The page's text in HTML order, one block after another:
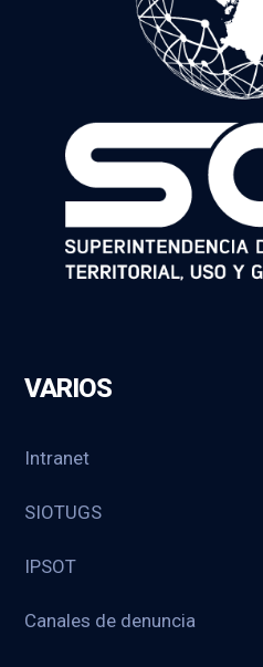
VARIOS
Intranet
SIOTUGS
IPSOT
Canales de denuncia